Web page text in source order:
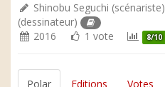
Shinobu Seguchi (scénariste)
(dessinateur)
2016
1 vote 8/10
Polar Editions Votes